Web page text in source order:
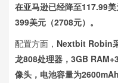
在亚马逊已经降至117.99
399美元（2708元）。
配置方面， Nextbit Robin
龙808处理器，3GB
像头，电池容量为